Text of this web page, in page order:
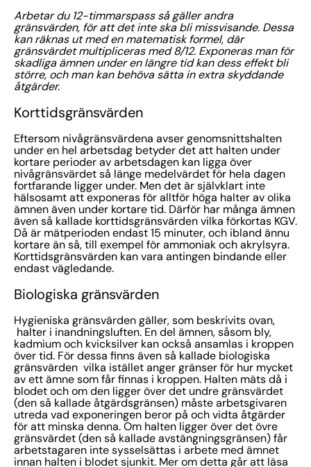
Arbetar du 12-timmarspass så gäller andra
gränsvärden, för att det inte ska bli missvisande. Dessa
kan räknas ut med en matematisk formel, där
gränsvärdet multipliceras med 8/12. Exponeras man för
skadliga ämnen under en längre tid kan dess effekt bli
större, och man kan behöva sätta in extra skyddande
åtgärder.
Korttidsgränsvärden
Eftersom nivågränsvärdena avser genomsnittshalten
under en hel arbetsdag betyder det att halten under
kortare perioder av arbetsdagen kan ligga över
nivågränsvärdet så länge medelvärdet för hela dagen
fortfarande ligger under. Men det är självklart inte
hälsosamt att exponeras för alltför höga halter av olika
ämnen även under kortare tid. Därför har många ämnen
även så kallade korttidsgränsvärden vilka förkortas KGV.
Då är mätperioden endast 15 minuter, och ibland ännu
kortare än så, till exempel för ammoniak och akrylsyra.
Korttidsgränsvärden kan vara antingen bindande eller
endast vägledande.
Biologiska gränsvärden
Hygieniska gränsvärden gäller, som beskrivits ovan,
halter i inandningsluften. En del ämnen, såsom bly,
kadmium och kvicksilver kan också ansamlas i kroppen
över tid. För dessa finns även så kallade biologiska
gränsvärden vilka istället anger gränser för hur mycket
av ett ämne som får finnas i kroppen. Halten mäts då i
blodet och om den ligger över det undre gränsvärdet
(den så kallade åtgärdsgränsen) måste arbetsgivaren
utreda vad exponeringen beror på och vidta åtgärder
för att minska denna. Om halten ligger över det övre
gränsvärdet (den så kallade avstängningsgränsen) får
arbetstagaren inte sysselsättas i arbete med ämnet
innan halten i blodet sjunkit. Mer om detta går att läsa